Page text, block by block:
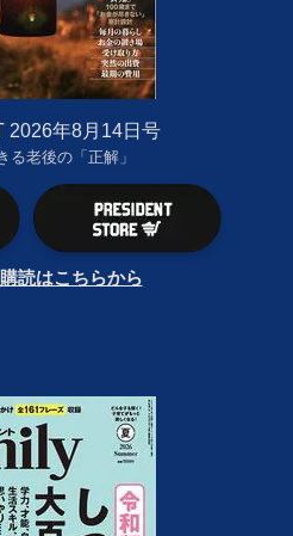
2026年8月14日号
る老後の「正解」
読はこちらから